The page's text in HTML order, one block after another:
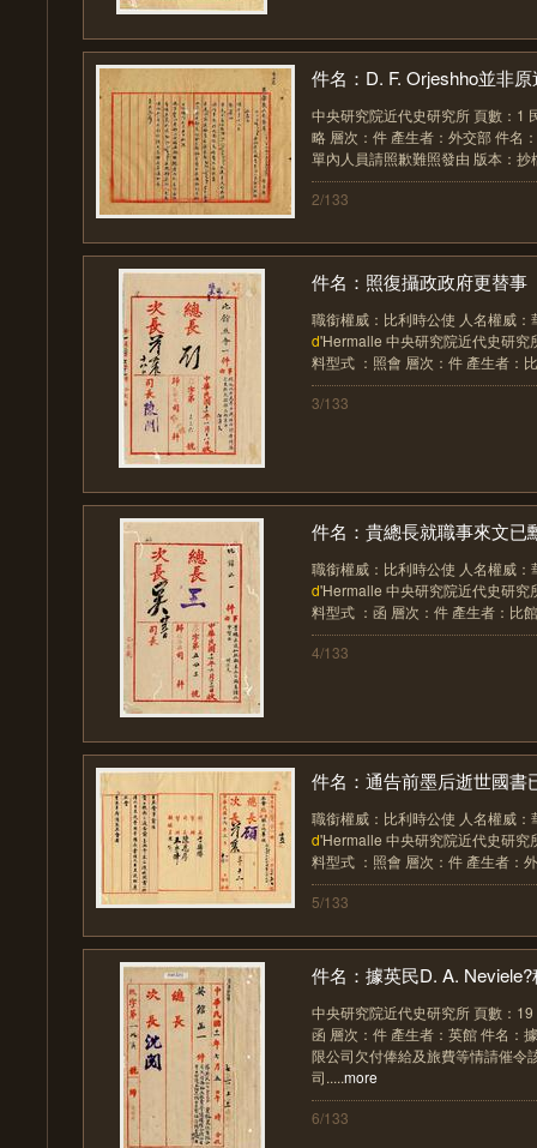
件名：D. F. Orjeshho並非
中央研究院近代史研究所 頁數：1
略 層次：件 產生者：外交部 件名：
單內人員請照歉難照發由 版本：抄
2/133
件名：照復攝政政府更替事
職銜權威：比利時公使 人名權威
d'Hermalle 中央研究院近代史研究
料型式 ：照會 層次：件 產生者：
3/133
件名：貴總長就職事來文已
職銜權威：比利時公使 人名權威
d'Hermalle 中央研究院近代史研究
料型式 ：函 層次：件 產生者：比
4/133
件名：通告前墨后逝世國書
職銜權威：比利時公使 人名權威
d'Hermalle 中央研究院近代史研究
料型式 ：照會 層次：件 產生者：
5/133
件名：據英民D. A.
中央研究院近代史研究所 頁數：
函 層次：件 產生者：英館 件名：
限公司欠付俸給及旅費等情請催令
司.....more
6/133